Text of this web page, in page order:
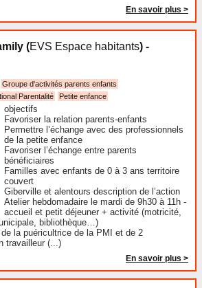
En savoir plus >
(EVS Espace habitants) -
Groupe d'activités parents enfants
Parentalité
Petite enfance
objectifs
Favoriser la relation parents-enfants
Permettre l’échange avec des professionnels
de la petite enfance
Favoriser l’échange entre parents
bénéficiaires
Familles avec enfants de 0 à 3 ans territoire
couvert
Giberville et alentours description de l’action
Atelier hebdomadaire le mardi de 9h30 à 11h -
accueil et petit déjeuner + activité (motricité,
bibliothèque…)
la puéricultrice de la PMI et de 2
travailleur (...)
En savoir plus >